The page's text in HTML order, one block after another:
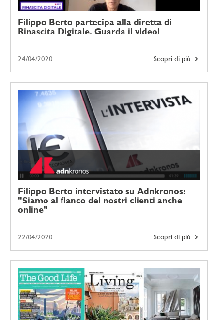
Filippo Berto partecipa alla diretta di
Rinascita Digitale. Guarda il video!
Scopri di più
24/04/2020
Filippo Berto intervistato su Adnkronos:
"Siamo al fianco dei nostri clienti anche
online"
Scopri di più
22/04/2020